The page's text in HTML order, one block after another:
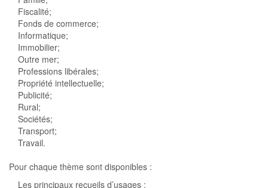
Fiscalité;
Fonds de commerce;
Informatique;
Immobilier;
Outre mer;
Professions libérales;
Propriété intellectuelle;
Publicité;
Rural;
Sociétés;
Transport;
Travail.
Pour chaque thème sont disponibles :
Les principaux recueils d’usages ;